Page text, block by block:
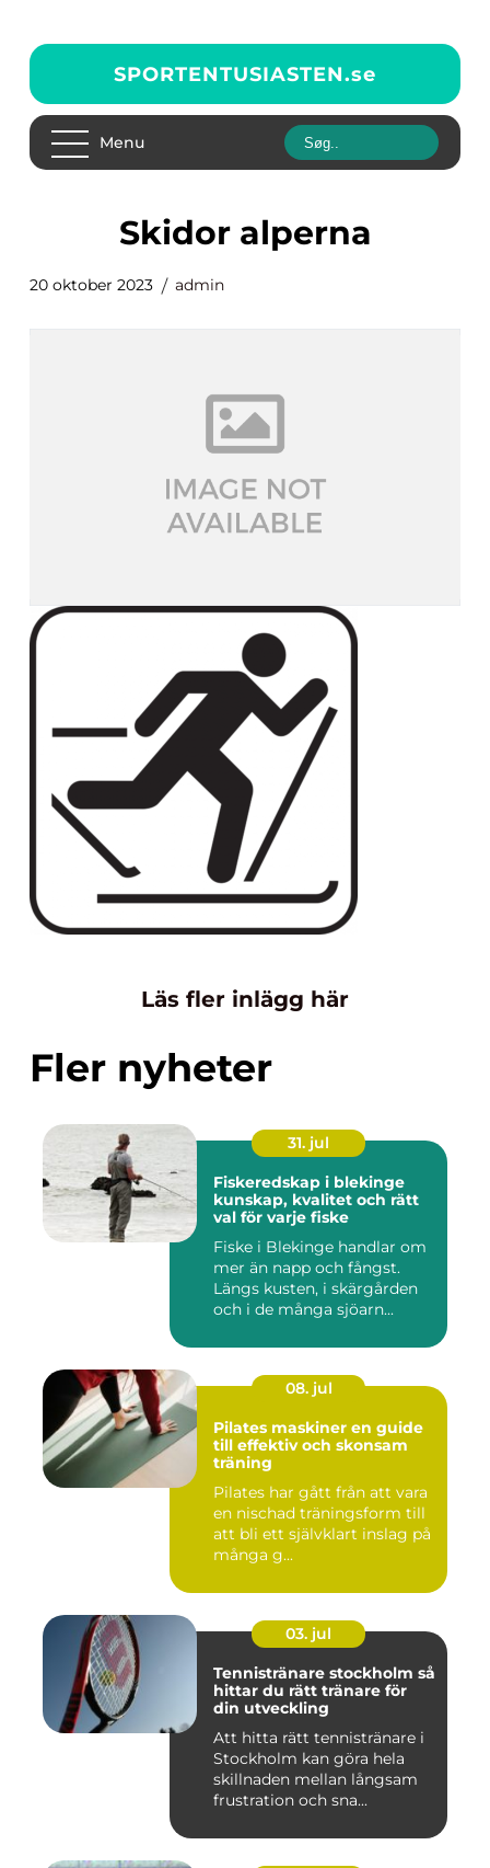
SPORTENTUSIASTEN.se
Menu
skidor alperna
20 oktober 2023 admin
Läs fler inlägg här
Fler nyheter
31. jul
Fiskeredskap i blekinge
kunskap, kvalitet och rätt
val för varje fiske
Fiske i Blekinge handlar om
mer än napp och fångst.
Längs kusten, i skärgården
och i de många sjöarn...
08. jul
Pilates maskiner en guide
till effektiv och skonsam
träning
Pilates har gått från att vara
en nischad träningsform till
att bli ett självklart inslag på
många g...
03. jul
Tennistränare stockholm så
hittar du rätt tränare för
din utveckling
Att hitta rätt tennistränare i
Stockholm kan göra hela
skillnaden mellan långsam
frustration och sna...